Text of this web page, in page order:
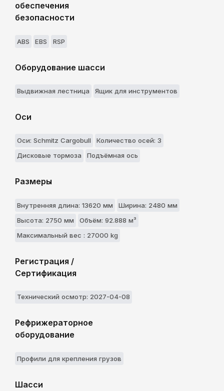
обеспечения
безопасности
ABS EBS RSP
Оборудование шасси
Выдвижнaя лестницa Ящик для инструментов
Оси
Оси: Schmitz Cargobull
Количество осей: 3
Дисковые тормоза
Подъёмная ось
Размеры
Внутренняя длина: 13620 мм
Ширина: 2480 мм
Высота: 2750 мм
Объём: 92.888 м³
Максимальный вес : 27000 kg
Регистрация /
Сертификация
Технический осмотр: 2027-04-08
Рефрижераторное
оборудование
Профили для крепления грузов
Шасси